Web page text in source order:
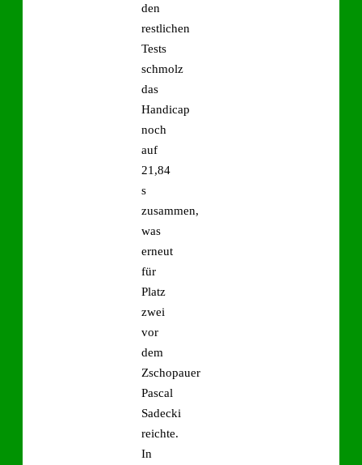
den
restlichen
Tests
schmolz
das
Handicap
noch
auf
21,84
s
zusammen,
was
erneut
für
Platz
zwei
vor
dem
Zschopauer
Pascal
Sadecki
reichte.
In